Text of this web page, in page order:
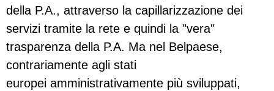
della P.A., attraverso la capillarizzazione dei
servizi tramite la rete e quindi la "vera"
trasparenza della P.A. Ma nel Belpaese,
contrariamente agli stati
europei amministrativamente più sviluppati,